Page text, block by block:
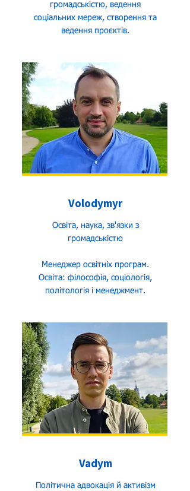
громадськістю, ведення
соціальних мереж, створення та
ведення проєктів.
Volodymyr
Освіта, наука, зв'язки з
громадськістю
Менеджер освітніх програм.
Освіта: філософія, соціологія,
політологія і менеджмент.
Vadym
Політична адвокація й активізм